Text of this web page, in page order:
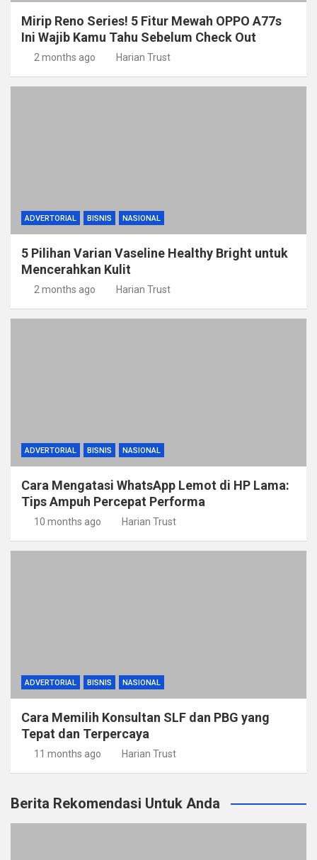
Mirip Reno Series! 5 Fitur Mewah OPPO A77s
Ini Wajib Kamu Tahu Sebelum Check Out
2 months ago Harian Trust
ADVERTORIAL BISNIS NASIONAL
5 Pilihan Varian Vaseline Healthy Bright untuk
Mencerahkan Kulit
2 months ago Harian Trust
ADVERTORIAL BISNIS NASIONAL
Cara Mengatasi WhatsApp Lemot di HP Lama:
Tips Ampuh Percepat Performa
10 months ago Harian Trust
ADVERTORIAL BISNIS NASIONAL
Cara Memilih Konsultan SLF dan PBG yang
Tepat dan Terpercaya
11 months ago Harian Trust
Berita Rekomendasi Untuk Anda